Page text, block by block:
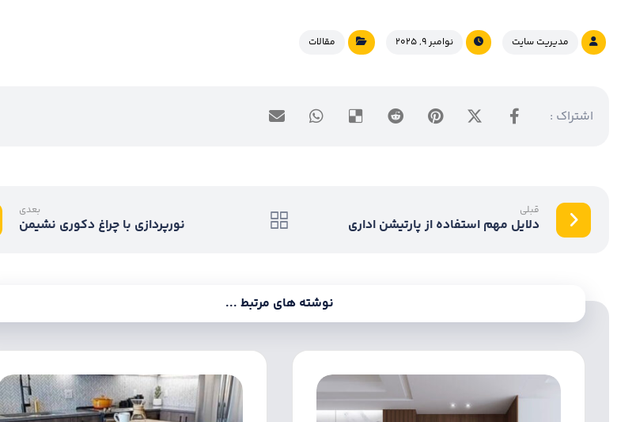
مدیریت سایت نوامبر ۹, ۲۰۲۵ مقالات
قبلی
دلایل مهم استفاده از پارتیشن اداری
بعدی
نورپردازی با چراغ دکوری نشیمن
نوشته های مرتبط ...